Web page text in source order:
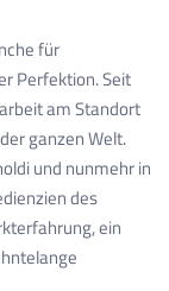
für
Perfektion. Seit
am Standort
ganzen Welt.
und nunmehr in
des
ein